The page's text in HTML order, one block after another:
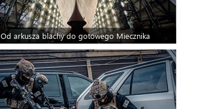
Od arkusza blachy do gotowego Miecznika